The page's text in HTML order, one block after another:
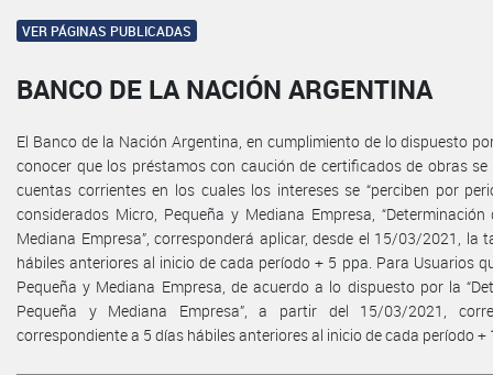
VER PÁGINAS PUBLICADAS
BANCO DE LA NACIÓN ARGENTINA
El Banco de la Nación Argentina, en cumplimiento de lo dispuesto
conocer que los préstamos con caución de certificados de obras
cuentas corrientes en los cuales los intereses se “perciben por
considerados Micro, Pequeña y Mediana Empresa,
Mediana Empresa”, corresponderá aplicar, desde el 15/03/2021, la
hábiles anteriores al inicio de cada período + 5 ppa. Para Usuarios
Pequeña y Mediana Empresa, de acuerdo a lo dispuesto por la
Pequeña y Mediana Empresa”, a partir del 15/03/2021,
correspondiente a 5 días hábiles anteriores al inicio de cada período +